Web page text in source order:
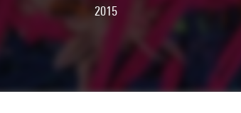
2015